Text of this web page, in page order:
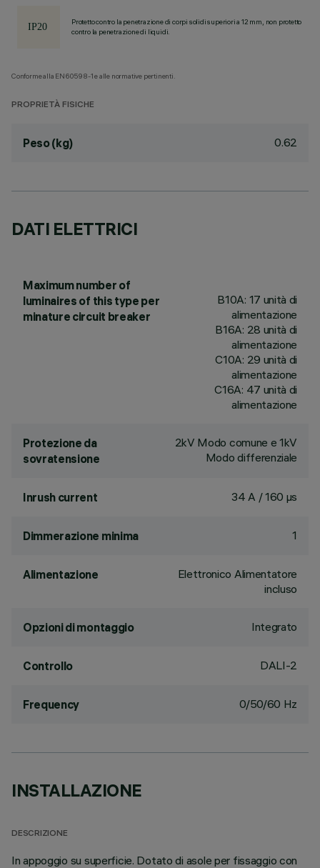
Protetto contro la penetrazione di corpi solidi superiori a 12 mm, non protetto
contro la penetrazione di liquidi.
Conforme alla EN60598-1 e alle normative pertinenti.
PROPRIETÀ FISICHE
Peso (kg) 0.62
DATI ELETTRICI
Maximum number of
luminaires of this type per
minature circuit breaker
B10A: 17 unità di
alimentazione
B16A: 28 unità di
alimentazione
C10A: 29 unità di
alimentazione
C16A: 47 unità di
alimentazione
Protezione da
sovratensione
2kV Modo comune e 1kV
Modo differenziale
Inrush current 34 A / 160 µs
Dimmerazione minima 1
Alimentazione
Elettronico Alimentatore
incluso
Opzioni di montaggio Integrato
Controllo DALI-2
Frequency 0/50/60 Hz
INSTALLAZIONE
DESCRIZIONE
In appoggio su superficie. Dotato di asole per fissaggio con